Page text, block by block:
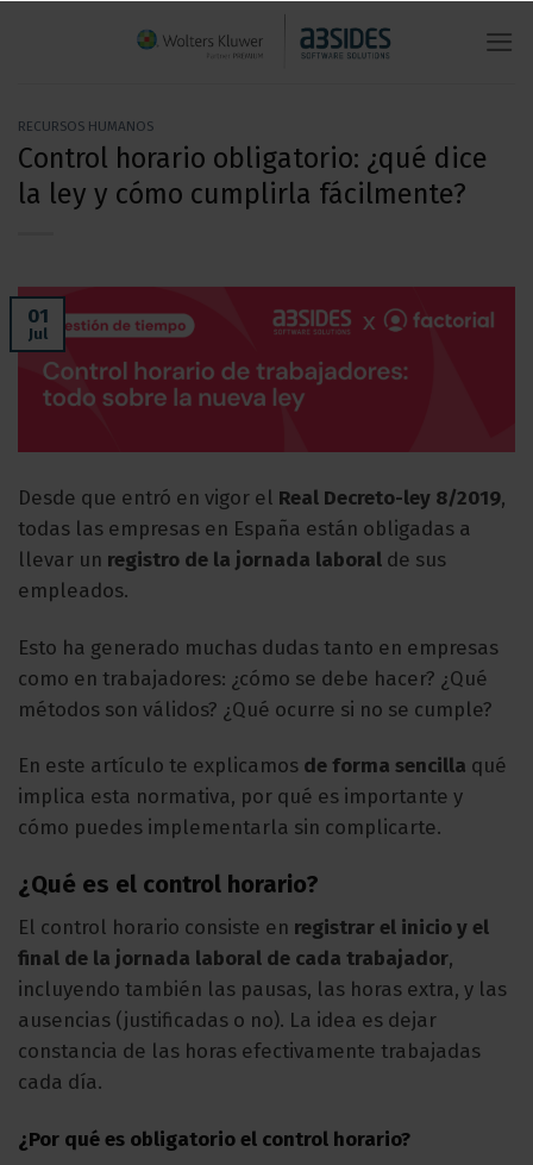
RECURSOS HUMANOS
Control horario obligatorio: ¿qué dice
la ley y cómo cumplirla fácilmente?
01
Jul
Desde que entró en vigor el Real Decreto-ley 8/2019,
todas las empresas en España están obligadas a
llevar un registro de la jornada laboral de sus
empleados.
Esto ha generado muchas dudas tanto en empresas
como en trabajadores: ¿cómo se debe hacer? ¿Qué
métodos son válidos? ¿Qué ocurre si no se cumple?
En este artículo te explicamos de forma sencilla qué
implica esta normativa, por qué es importante y
cómo puedes implementarla sin complicarte.
¿Qué es el control horario?
El control horario consiste en registrar el inicio y el
final de la jornada laboral de cada trabajador,
incluyendo también las pausas, las horas extra, y las
ausencias (justificadas o no). La idea es dejar
constancia de las horas efectivamente trabajadas
cada día.
¿Por qué es obligatorio el control horario?